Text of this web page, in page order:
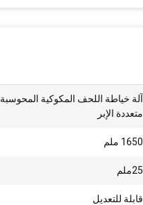
آلة خياطة اللحف المكوكية المحوسبة
متعددة الإبر
1650 ملم
25ملم
قابلة للتعديل